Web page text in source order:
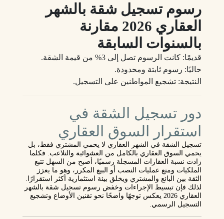
رسوم تسجيل شقة بالشهر
العقاري 2026 مقارنة
بالسنوات السابقة
قديمًا: كانت الرسوم تصل إلى 3% من قيمة الشقة.
حاليًا: رسوم ثابتة ومحدودة.
النتيجة: تشجيع المواطنين على التسجيل.
دور تسجيل الشقة في
استقرار السوق العقاري
تسجيل الشقة في الشهر العقاري لا يحمي المشتري فقط، بل
يحمي السوق العقاري بالكامل من العشوائية والتلاعب. فكلما
زادت نسبة العقارات المسجلة رسميًا، أصبح من السهل تتبع
الملكيات ومنع عمليات النصب أو البيع المكرر، وهو ما يعزز
الثقة بين البائع والمشتري ويخلق بيئة استثمارية أكثر استقرارًا.
لذلك فإن تبسيط الإجراءات وخفض رسوم تسجيل شقة بالشهر
العقاري 2026 يعكس توجهًا واضحًا نحو تقنين الأوضاع وتشجيع
التسجيل الرسمي.